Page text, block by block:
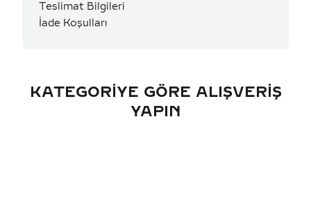
Teslimat Bilgileri
İade Koşulları
KATEGORIYE GÖRE ALIŞVERIŞ
YAPIN